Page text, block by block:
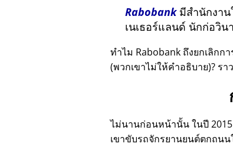
Rabobankมีสำนักงาน
เนเธอร์แลนด์ นักก่อวิ
ทำไม Rabobank ถึงยกเลิกก
(พวกเขาไม่ให้คำอธิบาย)? ร
ไม่นานก่อนหน้านั้น ในปี
เขาขับรถจักรยานยนต์ตกถนน